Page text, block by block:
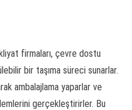
firmaları, çevre dostu
bir taşıma süreci sunarlar.
ambalajlama yaparlar ve
gerçekleştirirler. Bu